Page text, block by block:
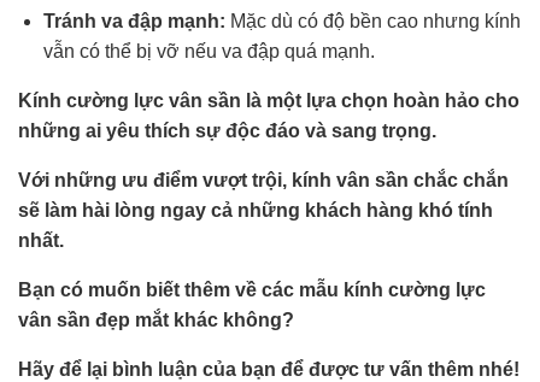
Tránh va đập mạnh: Mặc dù có độ bền cao nhưng kính
vẫn có thể bị vỡ nếu va đập quá mạnh.
Kính cường lực vân sần là một lựa chọn hoàn hảo cho
những ai yêu thích sự độc đáo và sang trọng.
Với những ưu điểm vượt trội, kính vân sần chắc chắn
sẽ làm hài lòng ngay cả những khách hàng khó tính
nhất.
Bạn có muốn biết thêm về các mẫu kính cường lực
vân sần đẹp mắt khác không?
Hãy để lại bình luận của bạn để được tư vấn thêm nhé!